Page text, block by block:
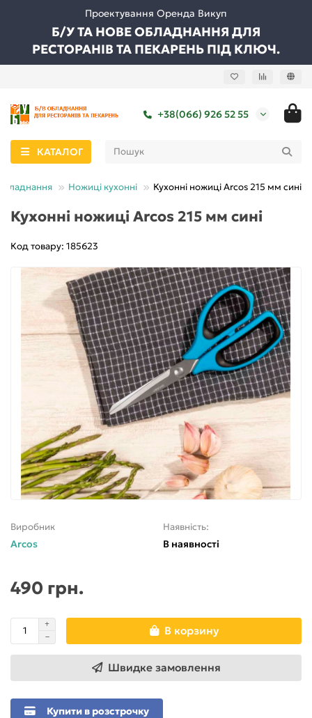
Проектування Оренда Викуп
Б/У ТА НОВЕ ОБЛАДНАННЯ ДЛЯ
РЕСТОРАНІВ ТА ПЕКАРЕНЬ ПІД КЛЮЧ.
+38(066) 926 52 55
КАТАЛОГ
Ножиці кухонні Кухонні ножиці Arcos 215 мм сині
Кухонні ножиці Arcos 215 мм сині
Код товару: 185623
Виробник
Arcos
Наявність:
В наявності
490 грн.
В корзину
Швидке замовлення
Купити в розстрочку